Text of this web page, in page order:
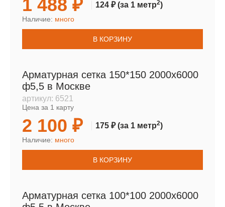
1 488 ₽ 124 ₽(за 1 метр2)
Наличие: много
В КОРЗИНУ
Арматурная сетка 150*150 2000х6000
ф5,5 в Москве
артикул: 6521
Цена за 1 карту
2 100 ₽ 175 ₽(за 1 метр2)
Наличие: много
В КОРЗИНУ
Арматурная сетка 100*100 2000х6000